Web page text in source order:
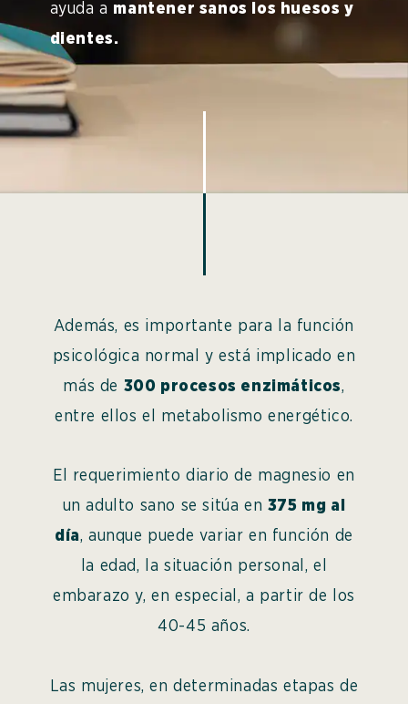
ayuda a mantener sanos los huesos y
dientes.
Además, es importante para la función
psicológica normal y está implicado en
más de 300 procesos enzimáticos,
entre ellos el metabolismo energético.
El requerimiento diario de magnesio en
un adulto sano se sitúa en 375 mg al
día, aunque puede variar en función de
la edad, la situación personal, el
embarazo y, en especial, a partir de los
40-45 años.
Las mujeres, en determinadas etapas de